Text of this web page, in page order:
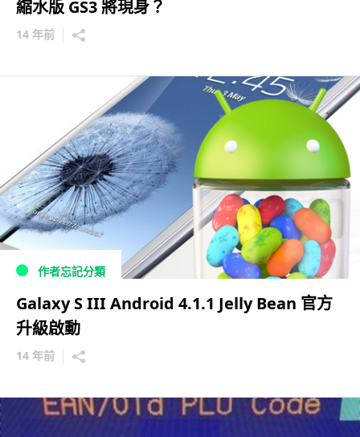
縮水版 GS3 將現身？
14 年前
作者忘記分類
Galaxy S III Android 4.1.1 Jelly Bean 官方
升級啟動
14 年前